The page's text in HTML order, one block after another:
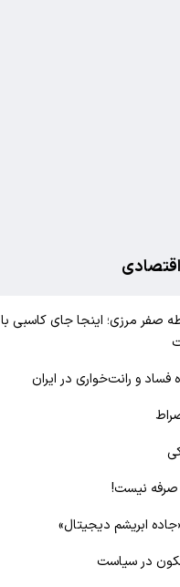
صفر مرزی؛ اینجا جای کاسبی با
فساد و رانت‌خواری در ایران
صرفه نیست!
ابریشم دیجیتال»
در سیاست